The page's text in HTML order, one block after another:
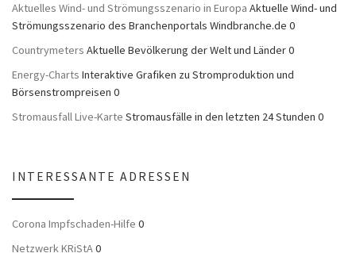
Aktuelles Wind- und Strömungsszenario in Europa Aktuelle Wind- und
Strömungsszenario des Branchenportals Windbranche.de 0
Countrymeters Aktuelle Bevölkerung der Welt und Länder 0
Energy-Charts Interaktive Grafiken zu Stromproduktion und
Börsenstrompreisen 0
Stromausfall Live-Karte Stromausfälle in den letzten 24 Stunden 0
INTERESSANTE ADRESSEN
Corona Impfschaden-Hilfe 0
Netzwerk KRiStA0